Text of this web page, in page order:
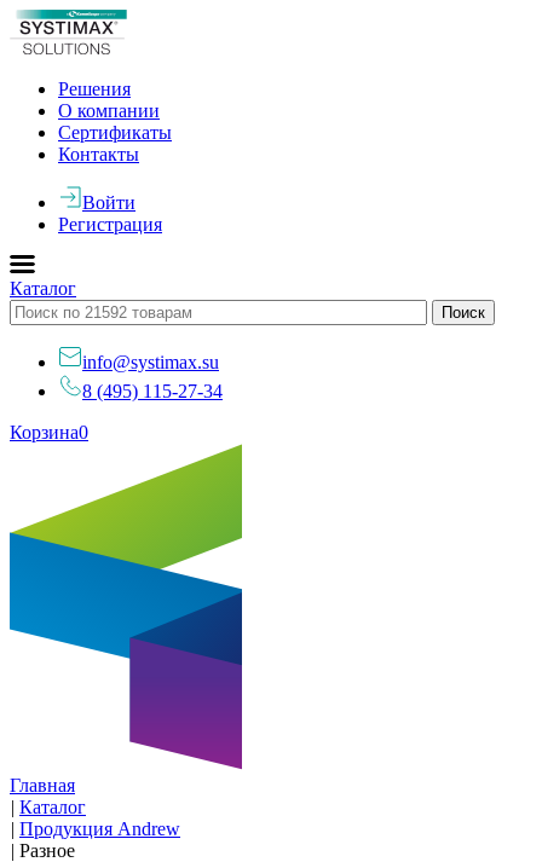
Решения
О компании
Сертификаты
Контакты
Войти
Регистрация
Каталог
info@systimax.su
8 (495) 115-27-34
Корзина0
Главная
| Каталог
| Продукция Andrew
| Разное